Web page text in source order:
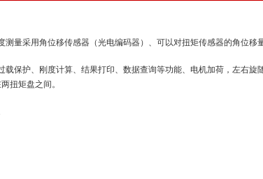
量采用角位移传感器（光电编码器）、可以对扭矩传感器的角位移
载保护、刚度计算、结果打印、数据查询等功能、电机加荷，左右旋
扭矩盘之间。